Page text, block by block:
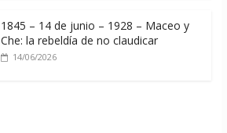
1845 – 14 de junio – 1928 – Maceo y
Che: la rebeldía de no claudicar
14/06/2026